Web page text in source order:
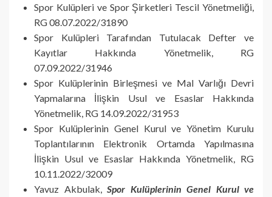
Spor Kulüpleri ve Spor Şirketleri Tescil Yönetmeliği,
RG 08.07.2022/31890
Spor Kulüpleri Tarafından Tutulacak Defter ve
Kayıtlar Hakkında Yönetmelik, RG
07.09.2022/31946
Spor Kulüplerinin Birleşmesi ve Mal Varlığı Devri
Yapmalarına İlişkin Usul ve Esaslar Hakkında
Yönetmelik, RG 14.09.2022/31953
Spor Kulüplerinin Genel Kurul ve Yönetim Kurulu
Toplantılarının Elektronik Ortamda Yapılmasına
İlişkin Usul ve Esaslar Hakkında Yönetmelik, RG
10.11.2022/32009
Yavuz Akbulak, Spor Kulüplerinin Genel Kurul ve